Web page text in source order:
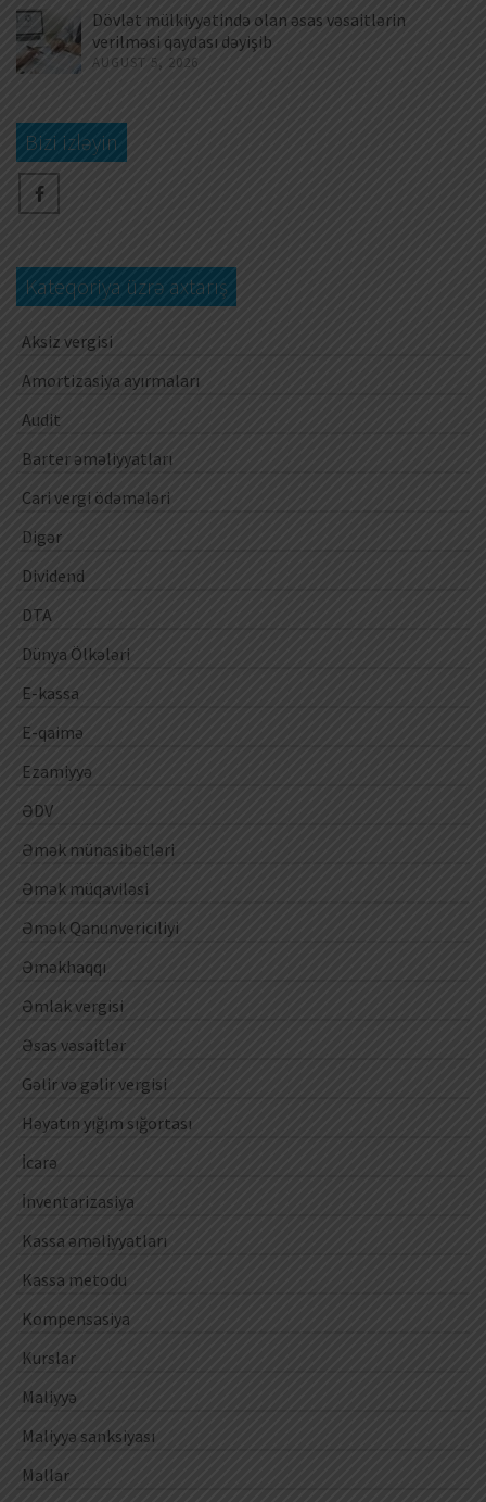
Dövlət mülkiyyətində olan əsas vəsaitlərin
verilməsi qaydası dəyişib
AUGUST 5, 2026
Bizi izləyin
Kateqoriya üzrə axtarış
Aksiz vergisi
Amortizasiya ayırmaları
Audit
Barter əməliyyatları
Cari vergi ödəmələri
Digər
Dividend
DTA
Dünya Ölkələri
E-kassa
E-qaimə
Ezamiyyə
ƏDV
Əmək münasibətləri
Əmək müqaviləsi
Əmək Qanunvericiliyi
Əməkhaqqı
Əmlak vergisi
Əsas vəsaitlər
Gəlir və gəlir vergisi
Həyatın yığım sığortası
İcarə
İnventarizasiya
Kassa əməliyyatları
Kassa metodu
Kompensasiya
Kurslar
Maliyyə
Maliyyə sanksiyası
Mallar